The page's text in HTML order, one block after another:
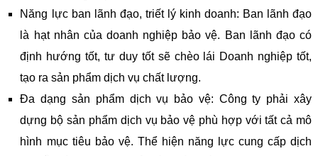
Năng lực ban lãnh đạo, triết lý kinh doanh: Ban lãnh đạo
là hạt nhân của doanh nghiệp bảo vệ. Ban lãnh đạo có
định hướng tốt, tư duy tốt sẽ chèo lái Doanh nghiệp tốt,
tạo ra sản phẩm dịch vụ chất lượng.
Đa dạng sản phẩm dịch vụ bảo vệ: Công ty phải xây
dựng bộ sản phẩm dịch vụ bảo vệ phù hợp với tất cả mô
hình mục tiêu bảo vệ. Thể hiện năng lực cung cấp dịch